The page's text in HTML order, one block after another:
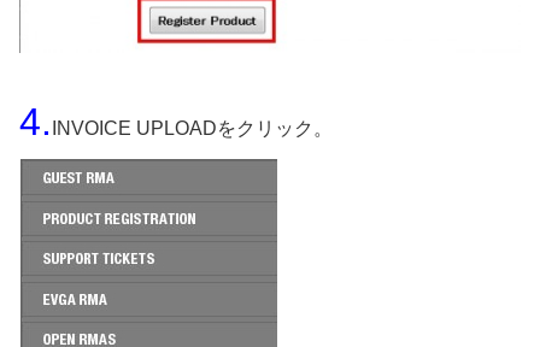
4. INVOICE UPLOADをクリック。